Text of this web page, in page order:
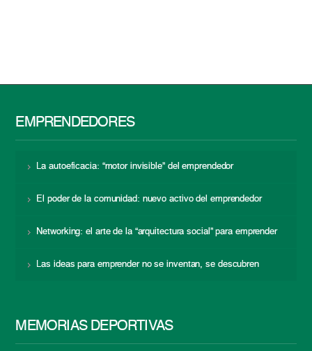
EMPRENDEDORES
La autoeficacia: “motor invisible” del emprendedor
El poder de la comunidad: nuevo activo del emprendedor
Networking: el arte de la “arquitectura social” para emprender
Las ideas para emprender no se inventan, se descubren
MEMORIAS DEPORTIVAS